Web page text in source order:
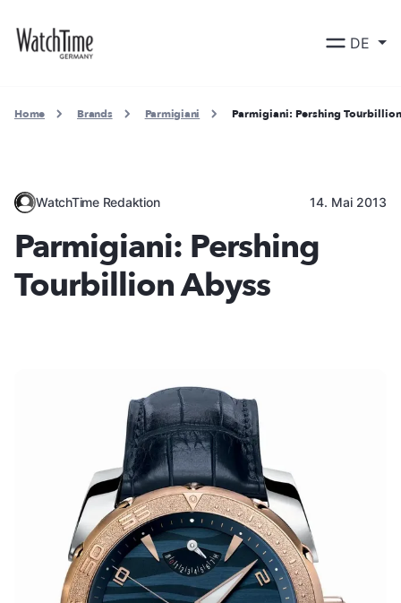
DE
Home Brands Parmigiani Parmigiani: Pershing
WatchTime Redaktion 14. Mai 2013
Parmigiani: Pershing
Tourbillion Abyss